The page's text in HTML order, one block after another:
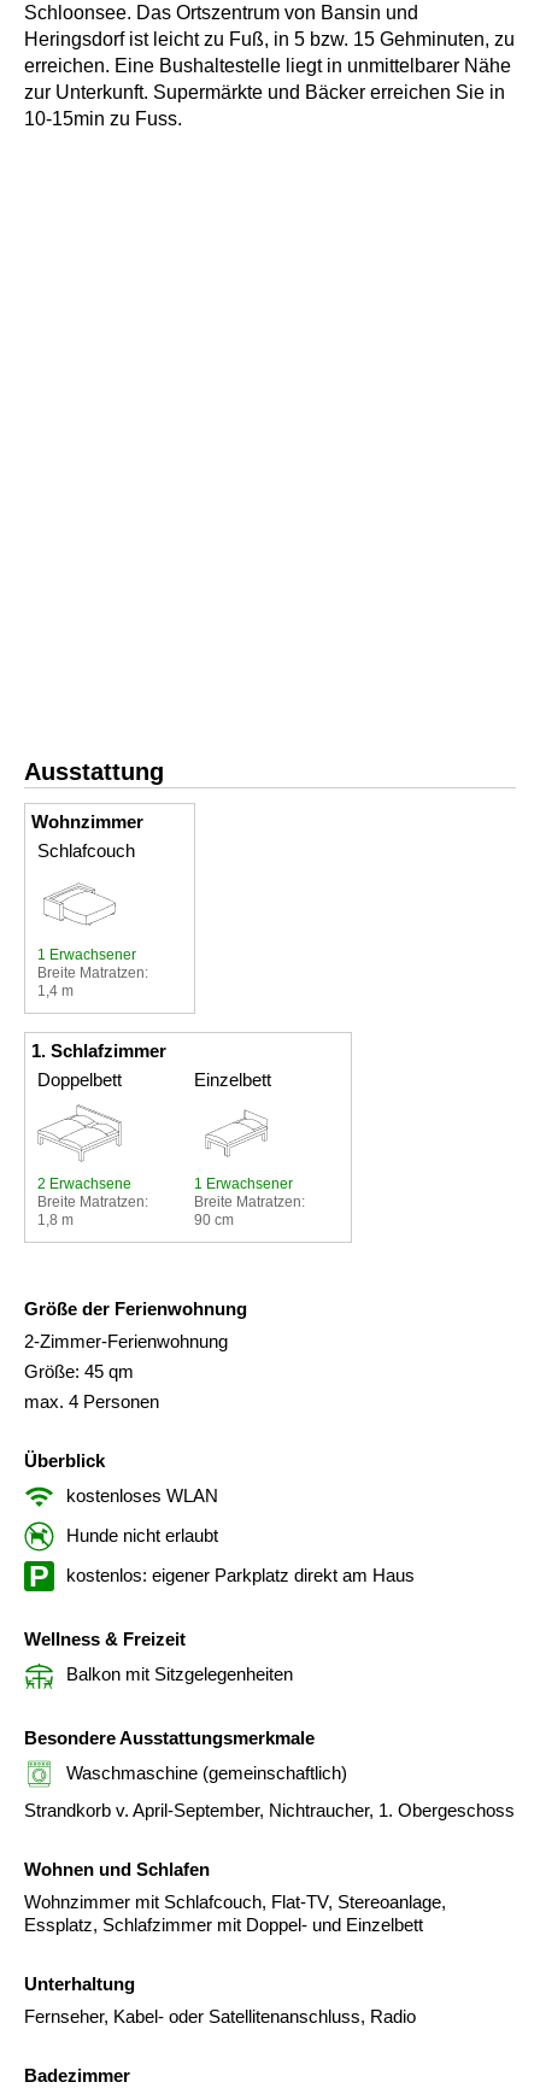
Schloonsee. Das Ortszentrum von Bansin und
Heringsdorf ist leicht zu Fuß, in 5 bzw. 15 Gehminuten, zu
erreichen. Eine Bushaltestelle liegt in unmittelbarer Nähe
zur Unterkunft. Supermärkte und Bäcker erreichen Sie in
10-15min zu Fuss.
Ausstattung
Wohnzimmer
Schlafcouch
1 Erwachsener
Breite Matratzen:
1,4 m
1. Schlafzimmer
Doppelbett
2 Erwachsene
Breite Matratzen:
1,8 m
Einzelbett
1 Erwachsener
Breite Matratzen:
90 cm
Größe der Ferienwohnung
2-Zimmer-Ferienwohnung
Größe: 45 qm
max. 4 Personen
Überblick
kostenloses WLAN
Hunde nicht erlaubt
kostenlos: eigener Parkplatz direkt am Haus
Wellness & Freizeit
Balkon mit Sitzgelegenheiten
Besondere Ausstattungsmerkmale
Waschmaschine (gemeinschaftlich)
Strandkorb v. April-September, Nichtraucher, 1. Obergeschoss
Wohnen und Schlafen
Wohnzimmer mit Schlafcouch, Flat-TV, Stereoanlage,
Essplatz, Schlafzimmer mit Doppel- und Einzelbett
Unterhaltung
Fernseher, Kabel- oder Satellitenanschluss, Radio
Badezimmer